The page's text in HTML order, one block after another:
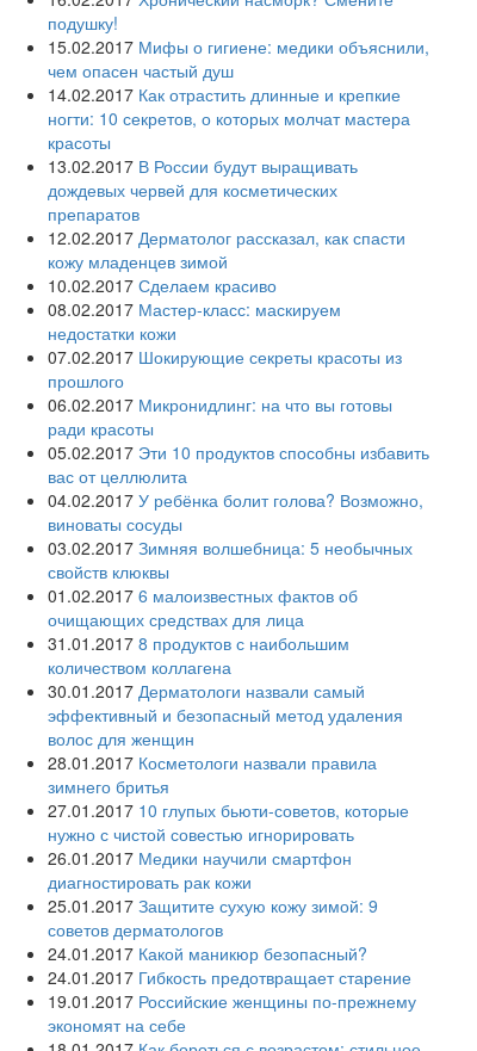
подушку!
15.02.2017 Мифы о гигиене: медики объяснили,
чем опасен частый душ
14.02.2017 Как отрастить длинные и крепкие
ногти: 10 секретов, о которых молчат мастера
красоты
13.02.2017 В России будут выращивать
дождевых червей для косметических
препаратов
12.02.2017 Дерматолог рассказал, как спасти
кожу младенцев зимой
10.02.2017 Сделаем красиво
08.02.2017 Мастер-класс: маскируем
недостатки кожи
07.02.2017 Шокирующие секреты красоты из
прошлого
06.02.2017 Микронидлинг: на что вы готовы
ради красоты
05.02.2017 Эти 10 продуктов способны избавить
вас от целлюлита
04.02.2017 У ребёнка болит голова? Возможно,
виноваты сосуды
03.02.2017 Зимняя волшебница: 5 необычных
свойств клюквы
01.02.2017 6 малоизвестных фактов об
очищающих средствах для лица
31.01.2017 8 продуктов с наибольшим
количеством коллагена
30.01.2017 Дерматологи назвали самый
эффективный и безопасный метод удаления
волос для женщин
28.01.2017 Косметологи назвали правила
зимнего бритья
27.01.2017 10 глупых бьюти-советов, которые
нужно с чистой совестью игнорировать
26.01.2017 Медики научили смартфон
диагностировать рак кожи
25.01.2017 Защитите сухую кожу зимой: 9
советов дерматологов
24.01.2017 Какой маникюр безопасный?
24.01.2017 Гибкость предотвращает старение
19.01.2017 Российские женщины по-прежнему
экономят на себе